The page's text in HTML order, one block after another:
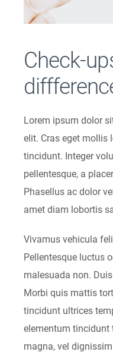
Check-
Lorem ipsum dolor
elit. Cras eget mollis
tincidunt. Integer
pellentesque, a
Phasellus ac dolor
amet diam lobortis
Vivamus vehicula
Pellentesque luctus
malesuada non.
Morbi quis mattis
tincidunt ultrices
elementum tincidunt
magna, vel